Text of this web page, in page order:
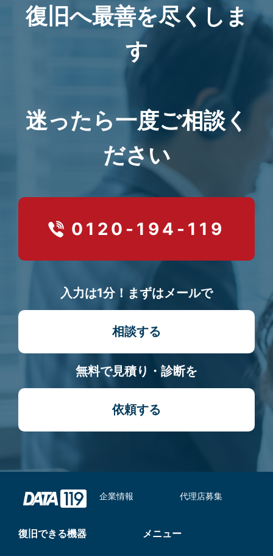
復旧へ最善を尽くしま
す
迷ったら一度ご相談く
ださい
0120-194-119
入力は1分！まずはメールで
相談する
無料で見積り・診断を
依頼する
企業情報 代理店募集
復旧できる機器 メニュー